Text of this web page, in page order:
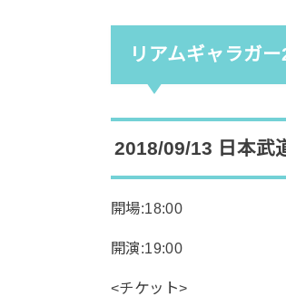
リアムギャラガ
2018/09/13 日本武
開場:18:00
開演:19:00
<チケット>